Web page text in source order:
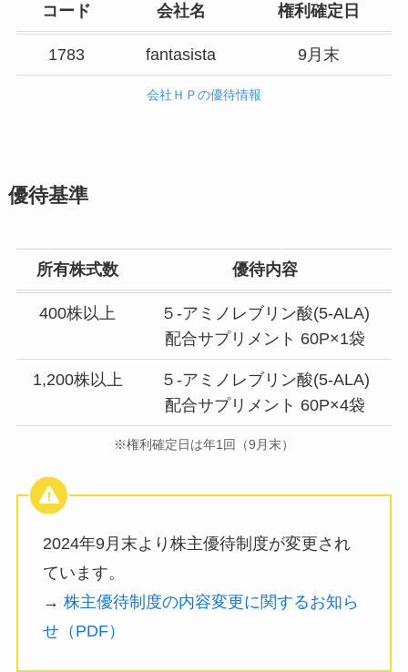
コード 会社名 権利確定日
1783 fantasista 9月末
会社ＨＰの優待情報
優待基準
所有株式数 優待内容
400株以上
５-アミノレブリン酸(5-ALA)
配合サプリメント 60P×1袋
1,200株以上
５-アミノレブリン酸(5-ALA)
配合サプリメント 60P×4袋
※権利確定日は年1回（9月末）
2024年9月末より株主優待制度が変更され
ています。
→ 株主優待制度の内容変更に関するお知ら
せ（PDF）